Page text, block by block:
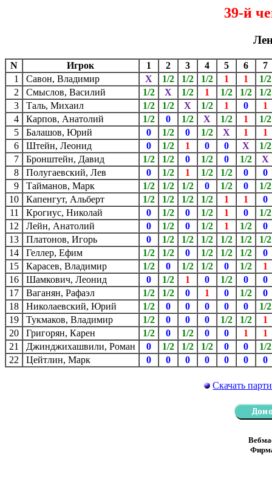
39-й
N Игрок 1 2 3 4 5 6
7
1
Савон, Владимир X 1/2 1/2 1/2 1 1
1/2
2
Смыслов, Василий 1/2 X 1/2 1 1/2 1/2
1/2
3
Таль, Михаил 1/2 1/2 X 1/2 1 0
1
4
Карпов, Анатолий 1/2 0 1/2 X 1/2 1
1/2
5
Балашов, Юрий 0 1/2 0 1/2 X 1
1
6
Штейн, Леонид 0 1/2 1 0 0 X
1/2
7
Бронштейн, Давид 1/2 1/2 0 1/2 0 1/2
8
Полугаевский, Лев 0 1/2 1 1/2 1/2 0
0
9
Тайманов, Марк 1/2 1/2 1/2 0 1/2 0
1/2
10
Капенгут, Альберт 1/2 1/2 1/2 1/2 1 1
0
11
Крогиус, Николай 0 1/2 0 1/2 1 0
1/2
12
Лейн, Анатолий 0 1/2 0 1/2 1 1/2
0
13
Платонов, Игорь 0 1/2 1/2 1/2 1/2 1/2
1/2
14
Геллер, Ефим 1/2 1/2 0 1/2 1/2 1/2
0
15
Карасев, Владимир 1/2 0 1/2 1/2 0 1/2
1
16
Шамкович, Леонид 0 1/2 1 0 1/2 0
0
17
Ваганян, Рафаэл 1/2 1/2 0 1 0 1/2
0
18
Николаевский, Юрий 1/2 0 0 0 0 0
1/2
19
Тукмаков, Владимир 1/2 0 0 0 1/2 1/2
1
20
Григорян, Карен 1/2 0 1/2 0 0 1
1
21
Джинджихашвили, Роман 0 1/2 1/2 1/2 0 0
1/2
22
Цейтлин, Марк 0 0 0 0 0 0 0
Скачать